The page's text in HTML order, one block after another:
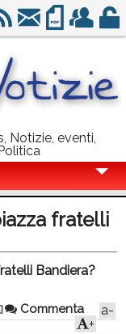
Notizie, eventi,
fratelli
Bandiera?
Commenta
a-
+